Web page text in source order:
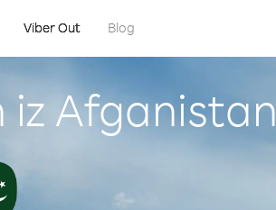
Viber Out Blog
iz Afganistan